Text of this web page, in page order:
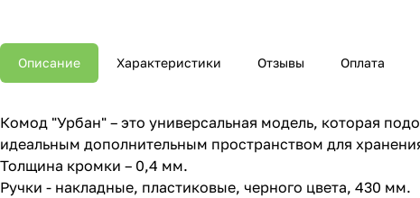
Описание Характеристики Отзывы Оплата
Комод "Урбан" – это универсальная модель, которая
идеальным дополнительным пространством для
Толщина кромки – 0,4 мм.
Ручки - накладные, пластиковые, черного цвета, 430 мм.